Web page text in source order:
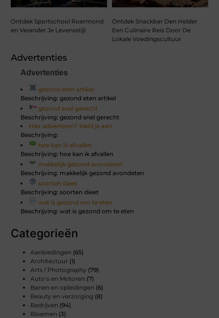
Advertenties
Advertenties
gezond eten artikel
Beschrijving: gezond eten artikel
gezond snel gerecht
Beschrijving: gezond snel gerecht
Hier adverteren? Meld je aan.
Beschrijving:
hoe kan ik afvallen
Beschrijving: hoe kan ik afvallen
makkelijk gezond avondeten
Beschrijving: makkelijk gezond avondeten
soorten dieet
Beschrijving: soorten dieet
wat is gezond om te eten
Beschrijving: wat is gezond om te eten
Categorieën
Aanbiedingen (65)
Architectuur (1)
Arts / Photography (79)
Auto's en Motoren (7)
Banen en opleidingen (6)
Beauty en verzorging (8)
Bedrijven (94)
Bloemen (3)
Ontdek Sportschool Roermond
en Verander Je Levensstijl
Ontdek Snackbar Den Helder
Een Culinaire Reis Door De
Lokale Voedingscultuur